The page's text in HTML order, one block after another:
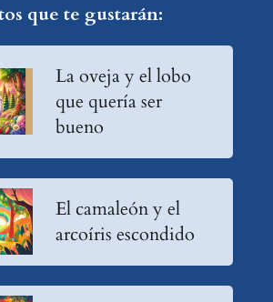
que te gustarán:
La oveja y el lobo
que quería ser
bueno
El camaleón y el
arcoíris escondido